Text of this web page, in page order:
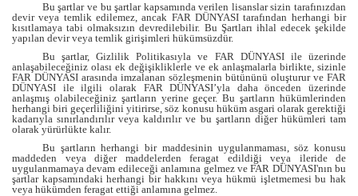
Bu şartlar ve bu şartlar kapsamında verilen lisanslar sizin tarafınızdan
devir veya temlik edilemez, ancak FAR DÜNYASI tarafından herhangi bir
kısıtlamaya tabi olmaksızın devredilebilir. Bu Şartları ihlal edecek şekilde
yapılan devir veya temlik girişimleri hükümsüzdür.
Bu şartlar, Gizlilik Politikasıyla ve FAR DÜNYASI ile üzerinde
anlaşabileceğiniz olası ek değişikliklerle ve ek anlaşmalarla birlikte, sizinle
FAR DÜNYASI arasında imzalanan sözleşmenin bütününü oluşturur ve FAR
DÜNYASI ile ilgili olarak FAR DÜNYASI’yla daha önceden üzerinde
anlaşmış olabileceğiniz şartların yerine geçer. Bu şartların hükümlerinden
herhangi biri geçerliliğini yitirirse, söz konusu hüküm asgari olarak gerektiği
kadarıyla sınırlandırılır veya kaldırılır ve bu şartların diğer hükümleri tam
olarak yürürlükte kalır.
Bu şartların herhangi bir maddesinin uygulanmaması, söz konusu
maddeden veya diğer maddelerden feragat edildiği veya ileride de
uygulanmamaya devam edileceği anlamına gelmez ve FAR DÜNYASI'nın bu
şartlar kapsamındaki herhangi bir hakkını veya hükmü işletmemesi bu hak
veya hükümden feragat ettiği anlamına gelmez.